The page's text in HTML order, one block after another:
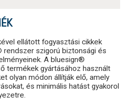
ellátott fogyasztási cikkek
szigorú biztonsági és
A bluesign®
termékek gyártásához használt
olyan módon állítják elő, amely
és minimális hatást gyakorol